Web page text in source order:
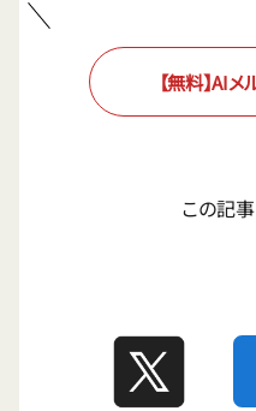
【無料】AI
この記